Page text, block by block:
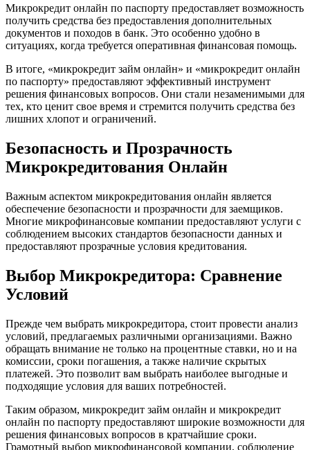
Микрокредит онлайн по паспорту предоставляет возможность
получить средства без предоставления дополнительных
документов и походов в банк. Это особенно удобно в
ситуациях, когда требуется оперативная финансовая помощь.
В итоге, «микрокредит займ онлайн» и «микрокредит онлайн
по паспорту» предоставляют эффективный инструмент
решения финансовых вопросов. Они стали незаменимыми для
тех, кто ценит свое время и стремится получить средства без
лишних хлопот и ограничений.
Безопасность и Прозрачность
Микрокредитования Онлайн
Важным аспектом микрокредитования онлайн является
обеспечение безопасности и прозрачности для заемщиков.
Многие микрофинансовые компании предоставляют услуги с
соблюдением высоких стандартов безопасности данных и
предоставляют прозрачные условия кредитования.
Выбор Микрокредитора: Сравнение
Условий
Прежде чем выбрать микрокредитора, стоит провести анализ
условий, предлагаемых различными организациями. Важно
обращать внимание не только на процентные ставки, но и на
комиссии, сроки погашения, а также наличие скрытых
платежей. Это позволит вам выбрать наиболее выгодные и
подходящие условия для ваших потребностей.
Таким образом, микрокредит займ онлайн и микрокредит
онлайн по паспорту предоставляют широкие возможности для
решения финансовых вопросов в кратчайшие сроки.
Грамотный выбор микрофинансовой компании, соблюдение